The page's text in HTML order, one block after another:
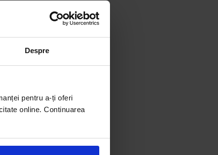
Despre
pentru a-ți oferi
online. Continuarea